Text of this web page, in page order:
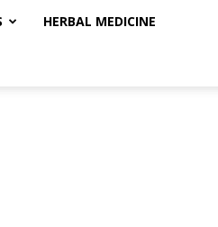
HERBAL MEDICINE